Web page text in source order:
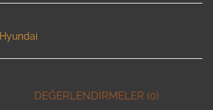
Hyundai
DEĞERLENDIRMELER (0)